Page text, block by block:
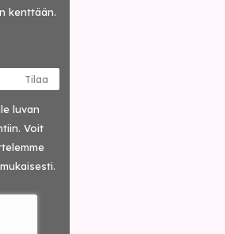
kenttään.
Tilaa
luvan
Voit